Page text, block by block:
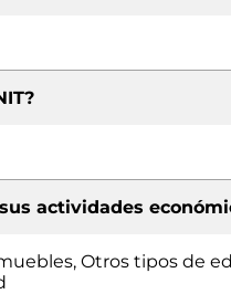
actividades
Otros tipos de